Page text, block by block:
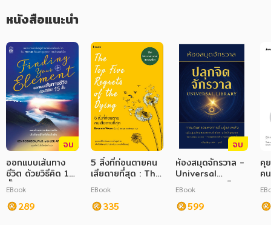
การเรียน การศึกษา
ภาษาศาสตร์
หนังสือเด็ก
การพัฒนาตนเอง
ความรู้ทั่วไป
การ์ตูนความรู้ การ์ตูน
การ์ตูนมังงะ (Manga)
หนังสือแนะนำ
จบ
ออกแบบเส้นทาง
ชีวิต ด้วยวิธีคิด 15
ขั้น
EBook
289
5 สิ่งที่ก่อนตายคน
เสียดายที่สุด : The
Top Five
Regrets of the
Dying
EBook
335
จบ
ห้องสมุดจักรวาล -
Universal
Library :ปลุกจิต
จักรวาล การเดิน
ทางแห่งการตื่นรู้
EBook
599
คุ
ค